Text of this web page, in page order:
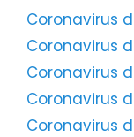
Coronavirus
Coronavirus
Coronavirus
Coronavirus
Coronavirus